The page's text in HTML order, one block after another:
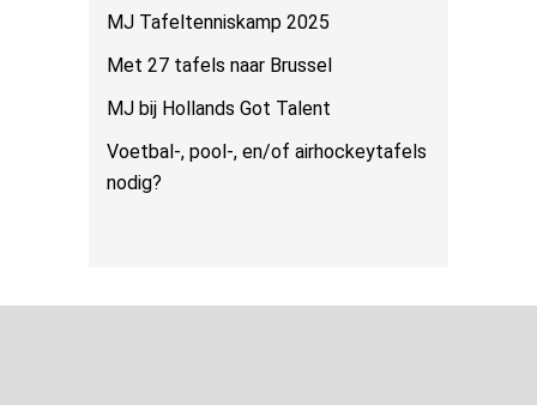
MJ Tafeltenniskamp 2025
Met 27 tafels naar Brussel
MJ bij Hollands Got Talent
Voetbal-, pool-, en/of airhockeytafels
nodig?